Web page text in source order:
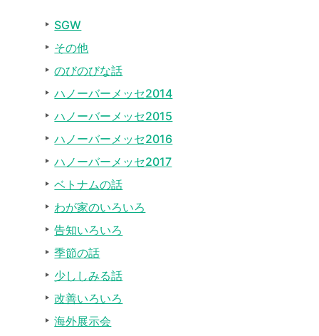
SGW
その他
のびのびな話
ハノーバーメッセ2014
ハノーバーメッセ2015
ハノーバーメッセ2016
ハノーバーメッセ2017
ベトナムの話
わが家のいろいろ
告知いろいろ
季節の話
少ししみる話
改善いろいろ
海外展示会